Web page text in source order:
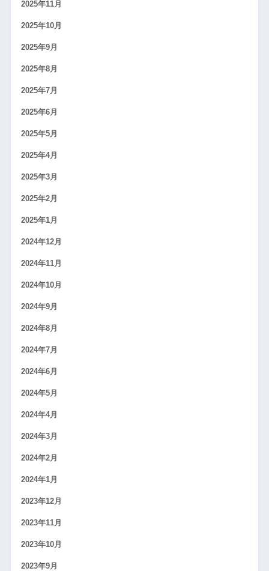
2025年11月
2025年10月
2025年9月
2025年8月
2025年7月
2025年6月
2025年5月
2025年4月
2025年3月
2025年2月
2025年1月
2024年12月
2024年11月
2024年10月
2024年9月
2024年8月
2024年7月
2024年6月
2024年5月
2024年4月
2024年3月
2024年2月
2024年1月
2023年12月
2023年11月
2023年10月
2023年9月